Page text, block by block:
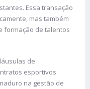
Essa transação
mas também
formação de talentos
de
esportivos.
na gestão de